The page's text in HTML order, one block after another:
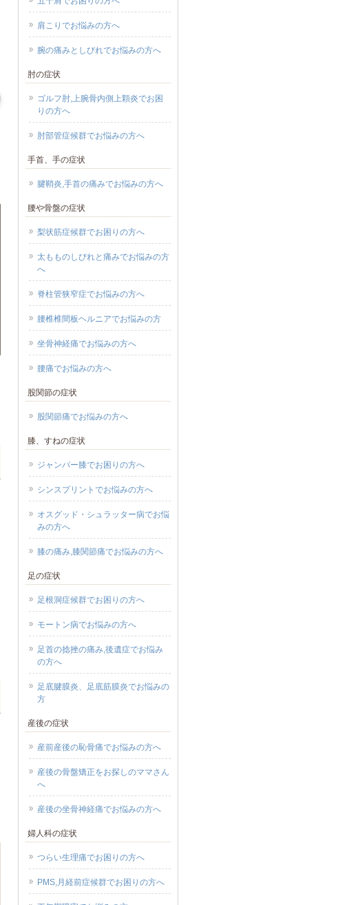
佐藤由紀子
知り合いの方に紹介して頂き今
日、訪問しました。初めての施術
後、足の痛みが和らぎました。半
ば諦めていたので本当に嬉しく思
います。通いたいと思います。
肩こりでお悩みの方へ
腕の痛みとしびれでお悩みの方へ
肘の症状
ゴルフ肘,上腕骨内側上顆炎でお困
りの方へ
肘部管症候群でお悩みの方へ
手首、手の症状
腱鞘炎,手首の痛みでお悩みの方へ
腰や骨盤の症状
梨状筋症候群でお困りの方へ
太もものしびれと痛みでお悩みの方
へ
脊柱管狭窄症でお悩みの方へ
腰椎椎間板ヘルニアでお悩みの方
坐骨神経痛でお悩みの方へ
腰痛でお悩みの方へ
股関節の症状
股関節痛でお悩みの方へ
膝、すねの症状
ジャンパー膝でお困りの方へ
シンスプリントでお悩みの方へ
オスグッド・シュラッター病でお悩
みの方へ
膝の痛み,膝関節痛でお悩みの方へ
足の症状
足根洞症候群でお困りの方へ
モートン病でお悩みの方へ
足首の捻挫の痛み,後遺症でお悩み
の方へ
足底腱膜炎、足底筋膜炎でお悩みの
方
産後の症状
産前産後の恥骨痛でお悩みの方へ
産後の骨盤矯正をお探しのママさん
へ
産後の坐骨神経痛でお悩みの方へ
婦人科の症状
つらい生理痛でお困りの方へ
PMS,月経前症候群でお困りの方へ